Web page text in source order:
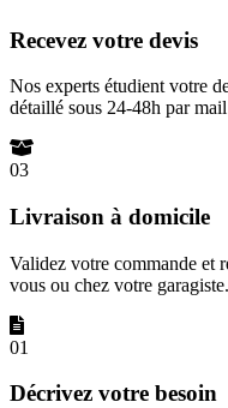
Recevez votre devis
Nos experts étudient votre
détaillé sous 24-48h par
03
Livraison à domicile
Validez votre commande et
vous ou chez votre garagiste.
01
Décrivez votre besoin